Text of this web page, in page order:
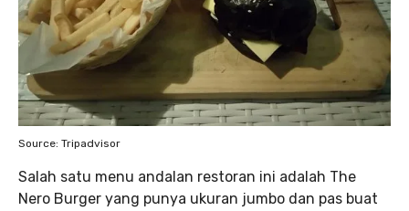
Source: Tripadvisor
Salah satu menu andalan restoran ini adalah The
Nero Burger yang punya ukuran jumbo dan pas buat